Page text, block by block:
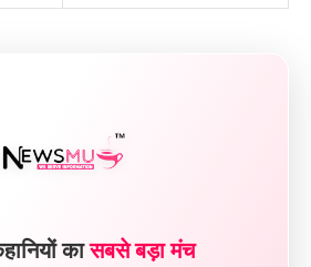
कासबसे बड़ा मंच